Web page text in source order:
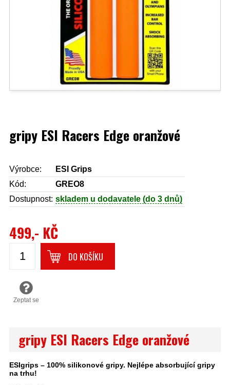
gripy ESI Racers Edge oranžové
Výrobce:
ESI Grips
Kód:
GREO8
Dostupnost: skladem u dodavatele (do 3 dnů)
499,- KČ
DO KOŠÍKU
Zeptat se
gripy ESI Racers Edge oranžové
ESIgrips – 100% silikonové gripy. Nejlépe absorbující gripy
na trhu!